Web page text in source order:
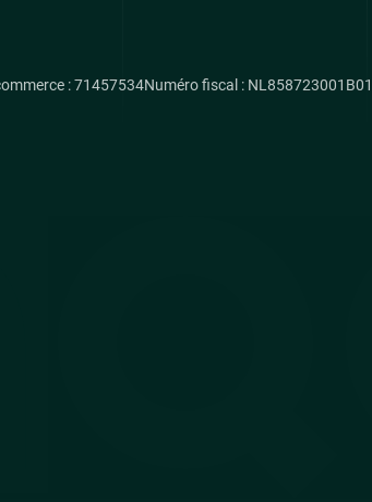
: 71457534Numéro fiscal : NL858723001B01